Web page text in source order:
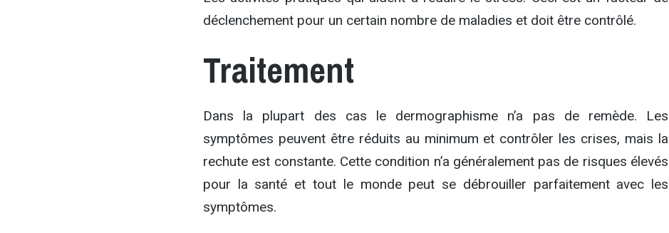
déclenchement pour un certain nombre de maladies et doit être contrôlé.
Traitement
Dans la plupart des cas le dermographisme n’a pas de remède. Les
symptômes peuvent être réduits au minimum et contrôler les crises, mais la
rechute est constante. Cette condition n’a généralement pas de risques élevés
pour la santé et tout le monde peut se débrouiller parfaitement avec les
symptômes.